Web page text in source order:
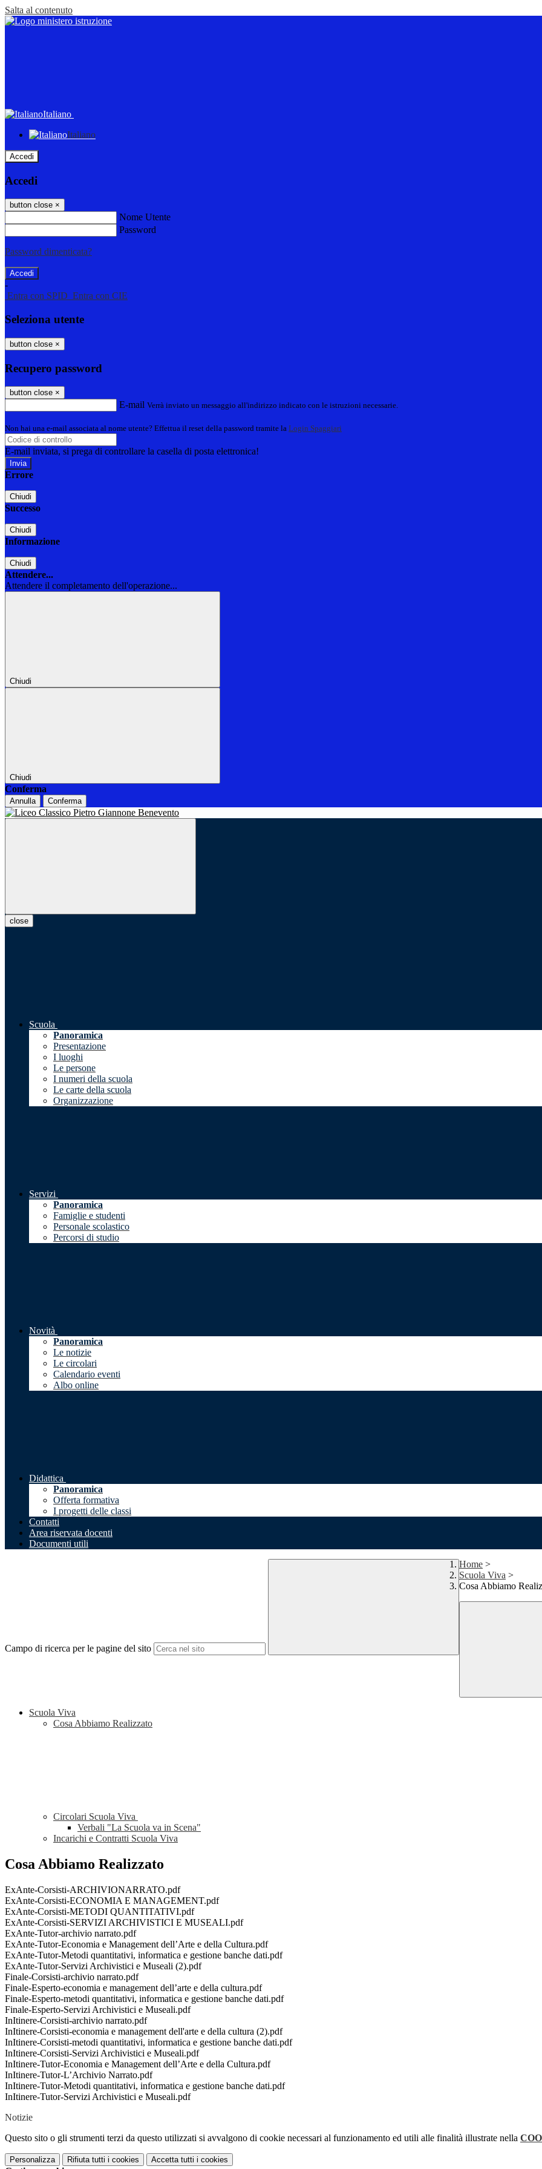
Salta al contenuto
Italiano
Italiano
Accedi
Accedi
button close ×
Nome Utente
Password
Password dimenticata?
-
Entra con SPID Entra con CIE
Seleziona utente
button close ×
Recupero password
button close ×
E-mail Verrà inviato un messaggio all'indirizzo indicato con le istruzioni necessarie.
Non hai una e-mail associata al nome utente? Effettua il reset della password tramite la Login Spaggiari
E-mail inviata, si prega di controllare la casella di posta elettronica!
Errore
Chiudi
Successo
Chiudi
Informazione
Chiudi
Attendere...
Attendere il completamento dell'operazione...
Chiudi
Chiudi
Conferma
Annulla Conferma
close
Scuola
Panoramica
Presentazione
I luoghi
Le persone
I numeri della scuola
Le carte della scuola
Organizzazione
Servizi
Panoramica
Famiglie e studenti
Personale scolastico
Percorsi di studio
Novità
Panoramica
Le notizie
Le circolari
Calendario eventi
Albo online
Didattica
Panoramica
Offerta formativa
I progetti delle classi
Contatti
Area riservata docenti
Documenti utili
Campo di ricerca per le pagine del sito
Home >
Scuola Viva >
Cosa Abbiamo
Scuola Viva
Cosa Abbiamo Realizzato
Circolari Scuola Viva
Verbali "La Scuola va in Scena"
Incarichi e Contratti Scuola Viva
Cosa Abbiamo Realizzato
ExAnte-Corsisti-ARCHIVIONARRATO.pdf
ExAnte-Corsisti-ECONOMIA E MANAGEMENT.pdf
ExAnte-Corsisti-METODI QUANTITATIVI.pdf
ExAnte-Corsisti-SERVIZI ARCHIVISTICI E MUSEALI.pdf
ExAnte-Tutor-archivio narrato.pdf
ExAnte-Tutor-Economia e Management dell’Arte e della Cultura.pdf
ExAnte-Tutor-Metodi quantitativi, informatica e gestione banche dati.pdf
ExAnte-Tutor-Servizi Archivistici e Museali (2).pdf
Finale-Corsisti-archivio narrato.pdf
Finale-Esperto-economia e management dell’arte e della cultura.pdf
Finale-Esperto-metodi quantitativi, informatica e gestione banche dati.pdf
Finale-Esperto-Servizi Archivistici e Museali.pdf
InItinere-Corsisti-archivio narrato.pdf
InItinere-Corsisti-economia e management dell'arte e della cultura (2).pdf
InItinere-Corsisti-metodi quantitativi, informatica e gestione banche dati.pdf
InItinere-Corsisti-Servizi Archivistici e Museali.pdf
InItinere-Tutor-Economia e Management dell’Arte e della Cultura.pdf
InItinere-Tutor-L’Archivio Narrato.pdf
InItinere-Tutor-Metodi quantitativi, informatica e gestione banche dati.pdf
InItinere-Tutor-Servizi Archivistici e Museali.pdf
Notizie
Questo sito o gli strumenti terzi da questo utilizzati si avvalgono di cookie necessari al funzionamento ed utili alle finalità illustrate nella
Personalizza Rifiuta tutti i cookies Accetta tutti i cookies